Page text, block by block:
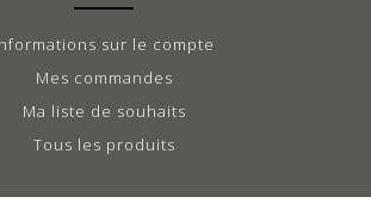
sur le compte
Mes commandes
Ma liste de souhaits
Tous les produits